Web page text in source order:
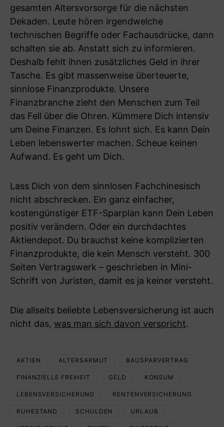
gesamten Altersvorsorge für die nächsten
Dekaden. Leute hören irgendwelche
technischen Begriffe oder Fachausdrücke, dann
schalten sie ab. Anstatt sich zu informieren.
Deshalb fehlt ihnen zusätzliches Geld in ihrer
Tasche. Es gibt massenweise überteuerte,
sinnlose Finanzprodukte. Unsere
Finanzbranche zieht den Menschen zum Teil
das Fell über die Ohren. Kümmere Dich intensiv
um Deine Finanzen. Es lohnt sich. Es kann Dein
Leben lebenswerter machen. Scheue keinen
Aufwand. Es geht um Dich.
Lass Dich von dem sinnlosen Fachchinesisch
nicht abschrecken. Ein ganz einfacher,
kostengünstiger ETF-Sparplan kann Dein Leben
positiv verändern. Oder ein durchdachtes
Aktiendepot. Du brauchst keine komplizierten
Finanzprodukte, die kein Mensch versteht. 300
Seiten Vertragswerk – geschrieben in Mini-
Schrift von Juristen, damit es ja keiner versteht.
Die allseits beliebte Lebensversicherung ist auch
nicht das, was man sich davon verspricht.
AKTIEN ALTERSARMUT BAUSPARVERTRAG
FINANZIELLE FREIHEIT GELD KONSUM
LEBENSVERSICHERUNG RENTENVERSICHERUNG
RUHESTAND SCHULDEN URLAUB